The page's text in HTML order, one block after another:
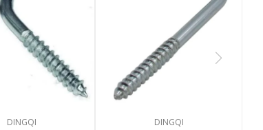
DINGQI
DINGQI